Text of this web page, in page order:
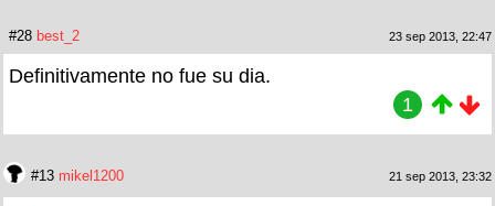
#28 best_2 23 sep 2013, 22:47
Definitivamente no fue su dia.
1
#13 mikel1200 21 sep 2013, 23:32